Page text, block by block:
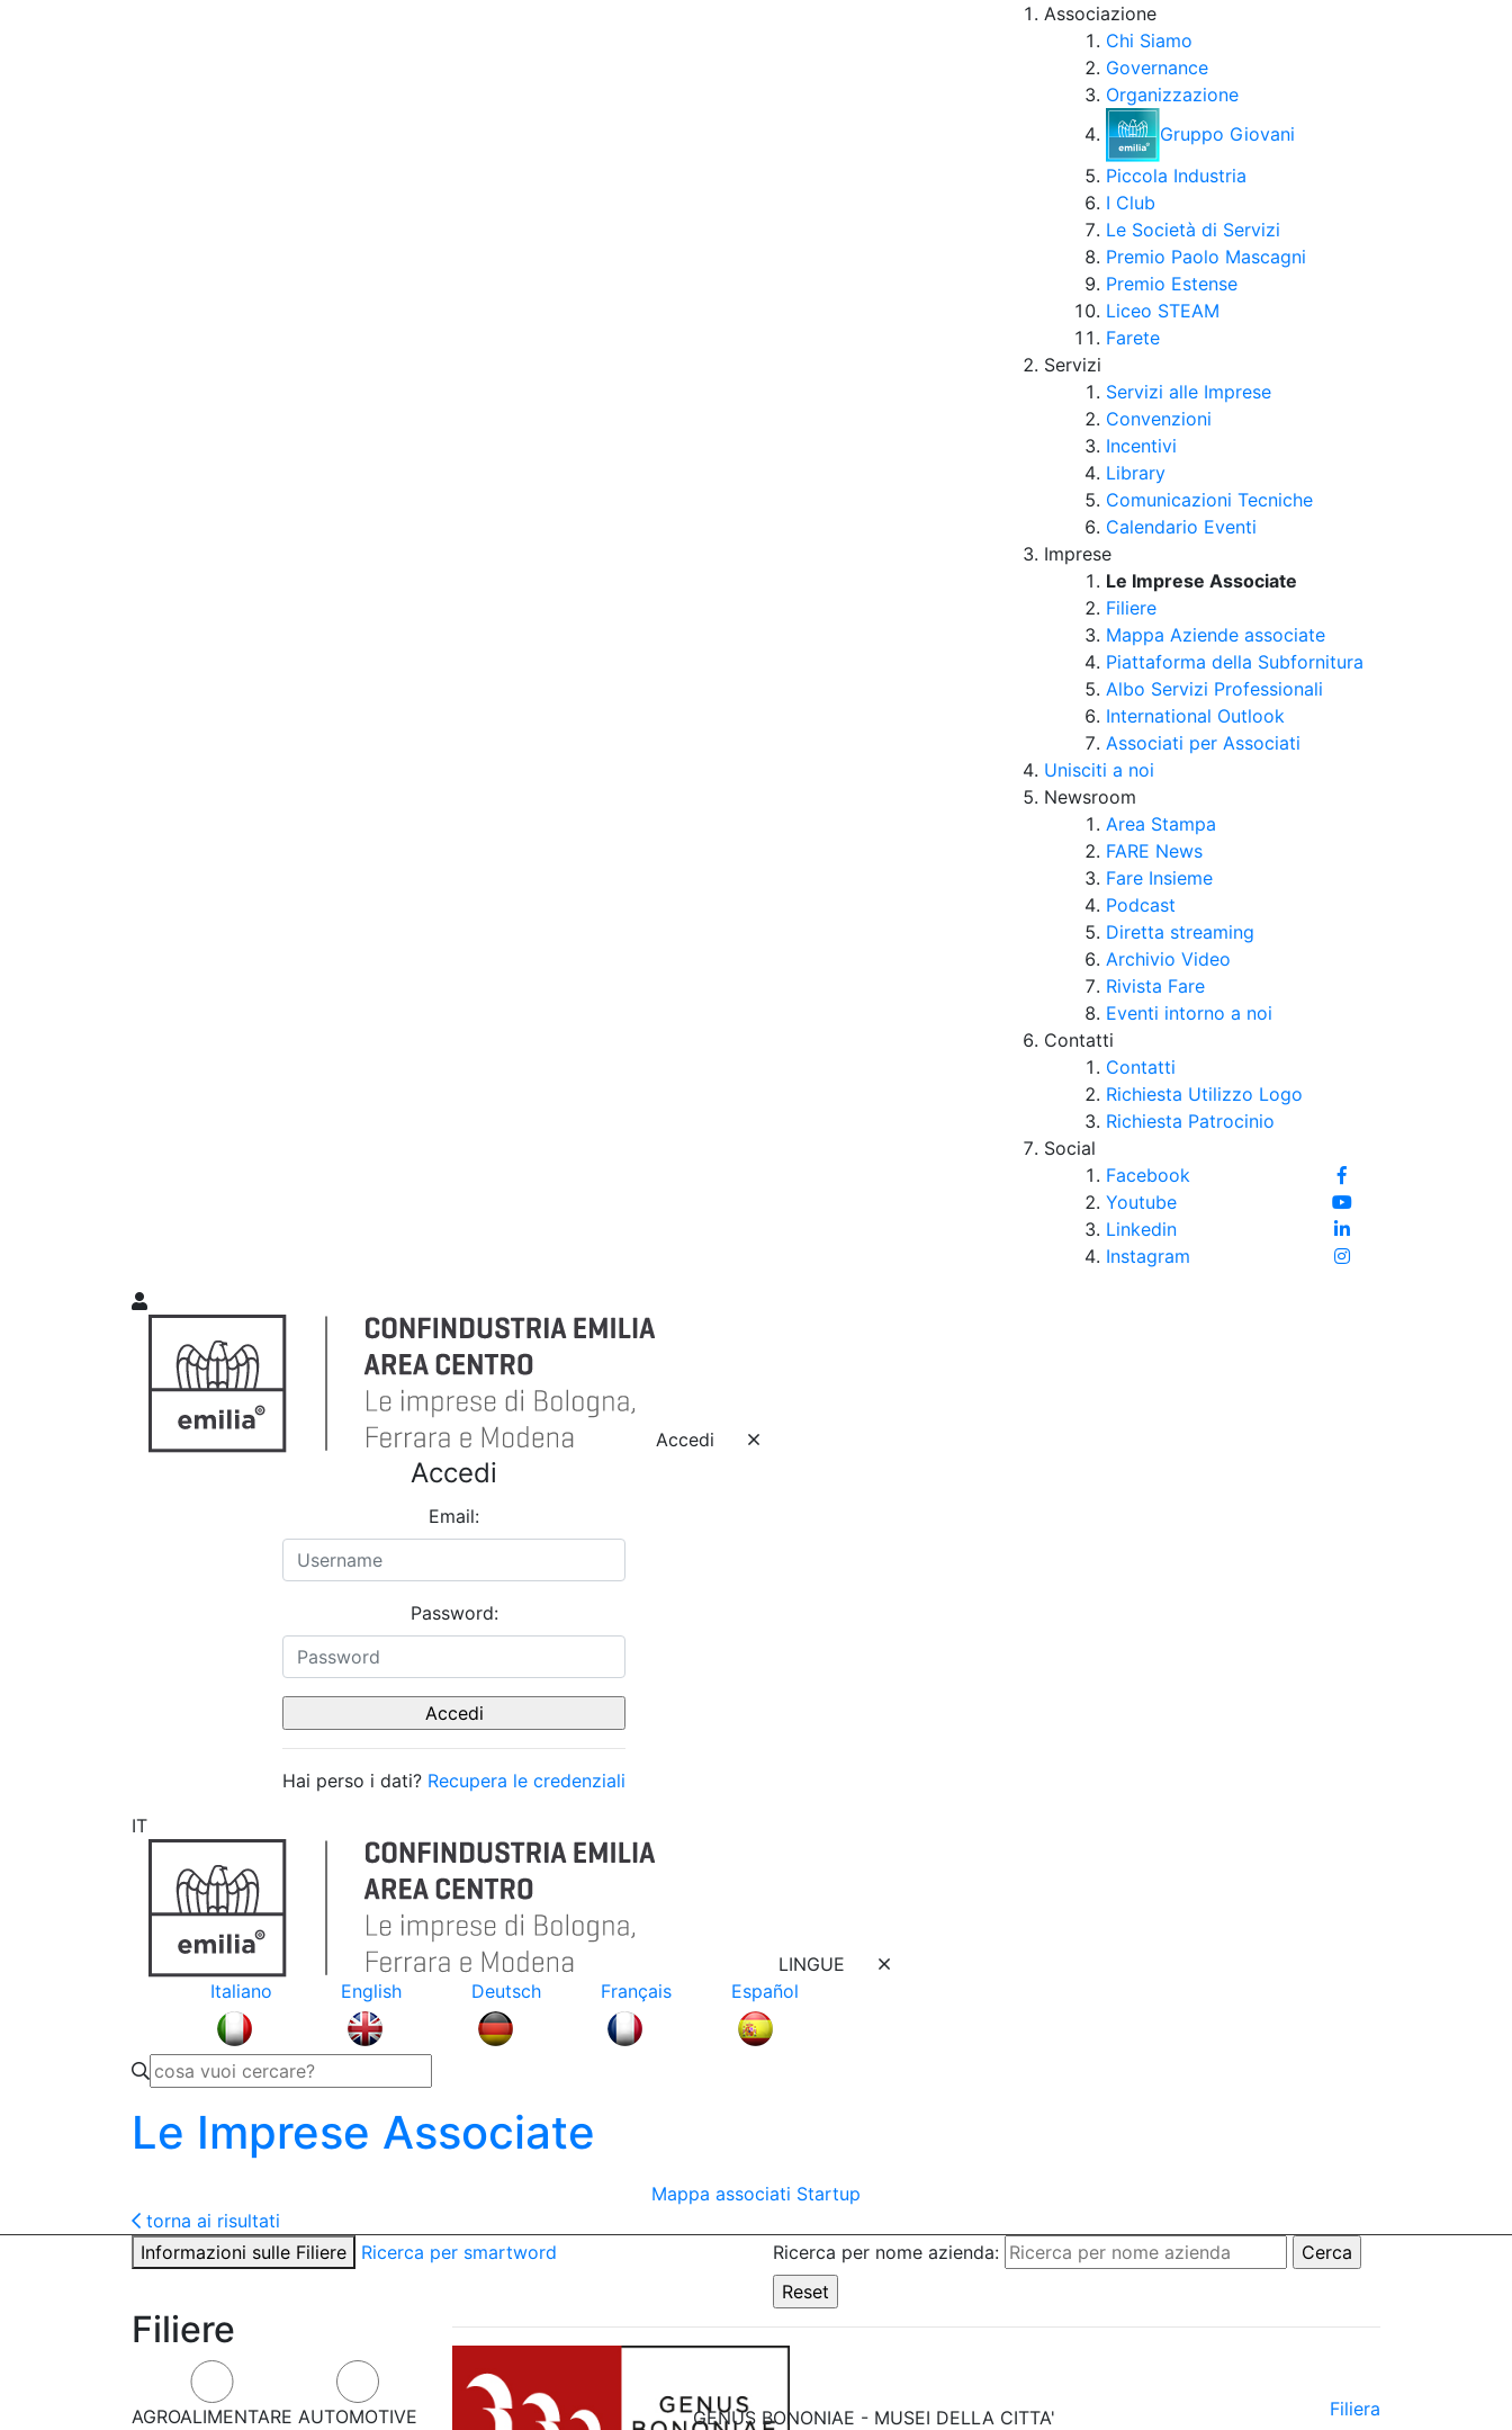
Associazione
Chi Siamo
Governance
Organizzazione
Gruppo Giovani
Piccola Industria
I Club
Le Società di Servizi
Premio Paolo Mascagni
Premio Estense
Liceo STEAM
Farete
Servizi
Servizi alle Imprese
Convenzioni
Incentivi
Library
Comunicazioni Tecniche
Calendario Eventi
Imprese
Le Imprese Associate
Filiere
Mappa Aziende associate
Piattaforma della Subfornitura
Albo Servizi Professionali
International Outlook
Associati per Associati
Unisciti a noi
Newsroom
Area Stampa
FARE News
Fare Insieme
Podcast
Diretta streaming
Archivio Video
Rivista Fare
Eventi intorno a noi
Contatti
Contatti
Richiesta Utilizzo Logo
Richiesta Patrocinio
Social
Facebook
Youtube
Linkedin
Instagram
Accedi
Accedi
Email:
Password:
Hai perso i dati? Recupera le credenziali
IT
LINGUE
Italiano
English Deutsch Français Español
Le Imprese Associate
Mappa associati Startup
torna ai risultati
Informazioni sulle Filiere
Ricerca per smartword Ricerca per nome azienda:
Filiere
AGROALIMENTARE AUTOMOTIVE
GENUS BONONIAE - MUSEI DELLA CITTA'
Filiera